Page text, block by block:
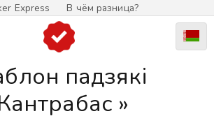
Express В чём разница?
падзякі
»